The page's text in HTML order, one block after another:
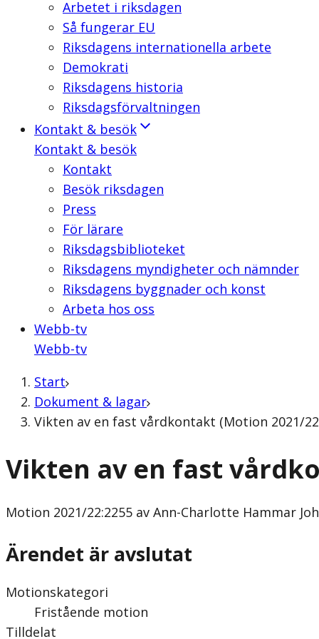
Arbetet i riksdagen
Så fungerar EU
Riksdagens internationella arbete
Demokrati
Riksdagens historia
Riksdagsförvaltningen
Kontakt & besök
Kontakt & besök
Kontakt
Besök riksdagen
Press
För lärare
Riksdagsbiblioteket
Riksdagens myndigheter och nämnder
Riksdagens byggnader och konst
Arbeta hos oss
Webb-tv
Webb-tv
Start
Dokument & lagar
Vikten av en fast vårdkontakt (Motion 2021/
Vikten av en fast
Motion 2021/22:2255 av Ann-Charlotte Hammar
Ärendet är avslutat
Motionskategori
Fristående motion
Tilldelat